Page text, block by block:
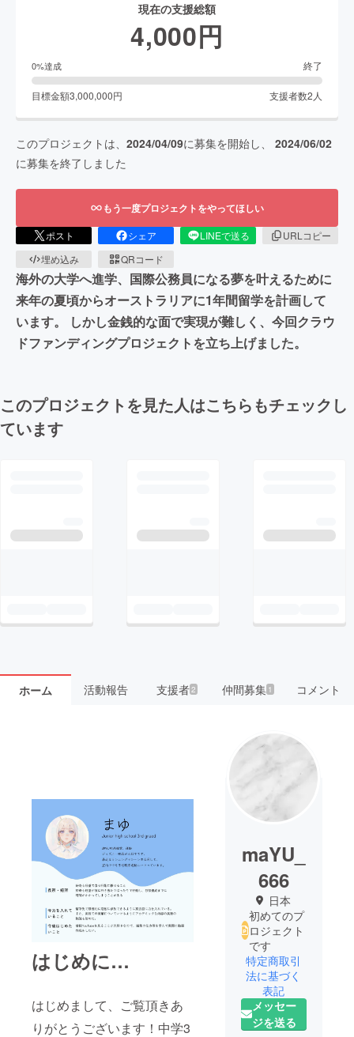
現在の支援総額
4,000円
0%達成 終了
目標金額3,000,000円 支援者数2 人
このプロジェクトは、 2024/04/09に募集を開始し、 2024/06/02
に募集を終了しました
もう一度プロジェクトをやってほしい
ポスト シェア LINEで送る
URLコピー
埋め込み
QRコード
海外の大学へ進学、国際公務員になる夢を叶えるために
来年の夏頃からオーストラリアに1年間留学を計画して
います。 しかし金銭的な面で実現が難しく、今回クラウ
ドファンディングプロジェクトを立ち上げました。
このプロジェクトを見た人はこちらもチェックし
ています
ホーム 活動報告 支援者2 仲間募集 1 コメント
はじめに…
はじめまして、ご覧頂きあ
りがとうございます！中学3
maYU_
666
日本
初めてのプ
ロジェクト
です
特定商取引
法に基づく
表記
メッセー
ジを送る